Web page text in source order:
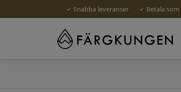
Snabba leveranser Betala